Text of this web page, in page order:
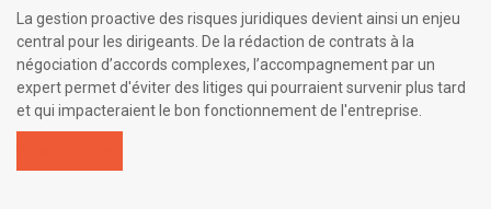
La gestion proactive des risques juridiques devient ainsi un enjeu
central pour les dirigeants. De la rédaction de contrats à la
négociation d’accords complexes, l’accompagnement par un
expert permet d'éviter des litiges qui pourraient survenir plus tard
et qui impacteraient le bon fonctionnement de l'entreprise.